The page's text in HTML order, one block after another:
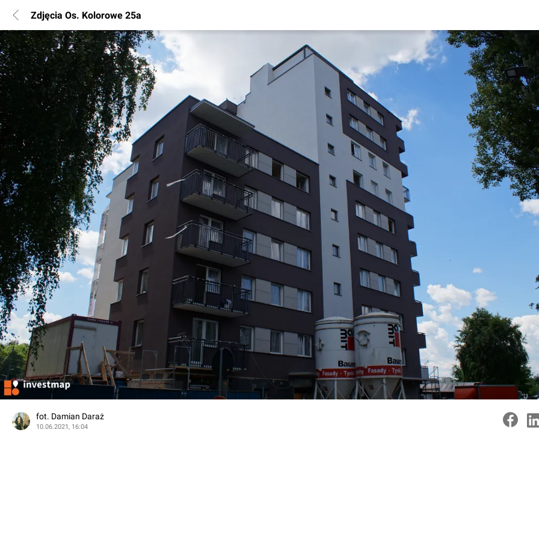
Rynek
POPULARNE REGIONY
Warszawa
Wrocław
Kraków
Poznań
Katowice
Lublin
Gdańsk
Łódź Szczecin
INFORMACJE
Regulamin
Polityka Prywatności
Kontakt
Marketing nieruchomości
Zdjęcia Os. Kolorowe 25a
fot. Damian Daraż
10.06.2021, 16:04